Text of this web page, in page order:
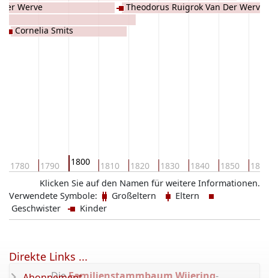
1780 1790 1800 1810 1820 1830 1840 1850 1860
Werve
Cornelia Smits
Theodorus Ruigrok Van Der
Klicken Sie auf den Namen für weitere Informationen.
Verwendete Symbole:
Großeltern
Eltern
Geschwister
Kinder
Direkte Links ...